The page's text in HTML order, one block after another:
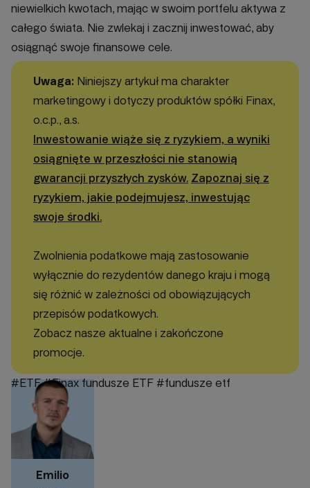
niewielkich kwotach, mając w swoim portfelu aktywa z
całego świata. Nie zwlekaj i zacznij inwestować, aby
osiągnąć swoje finansowe cele.
Uwaga: Niniejszy artykuł ma charakter
marketingowy i dotyczy produktów spółki Finax,
o.c.p., a.s.
Inwestowanie wiąże się z ryzykiem, a wyniki
osiągnięte w przeszłości nie stanowią
gwarancji przyszłych zysków. Zapoznaj się z
ryzykiem, jakie podejmujesz, inwestując
swoje środki.
Zwolnienia podatkowe mają zastosowanie
wyłącznie do rezydentów danego kraju i mogą
się różnić w zależności od obowiązujących
przepisów podatkowych.
Zobacz nasze aktualne i zakończone
promocje.
#ETF #Finax fundusze ETF #fundusze etf
Emilio